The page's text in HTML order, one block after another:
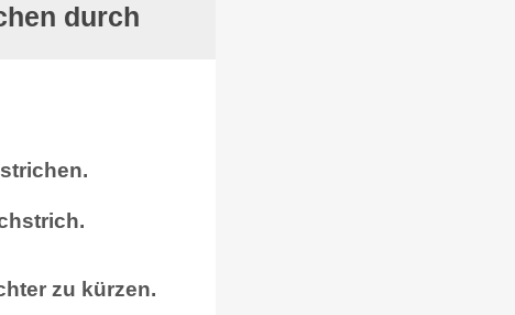
durch
zu kürzen.